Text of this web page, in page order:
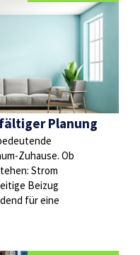
Planung
Zuhause. Ob
Strom
Beizug
für eine